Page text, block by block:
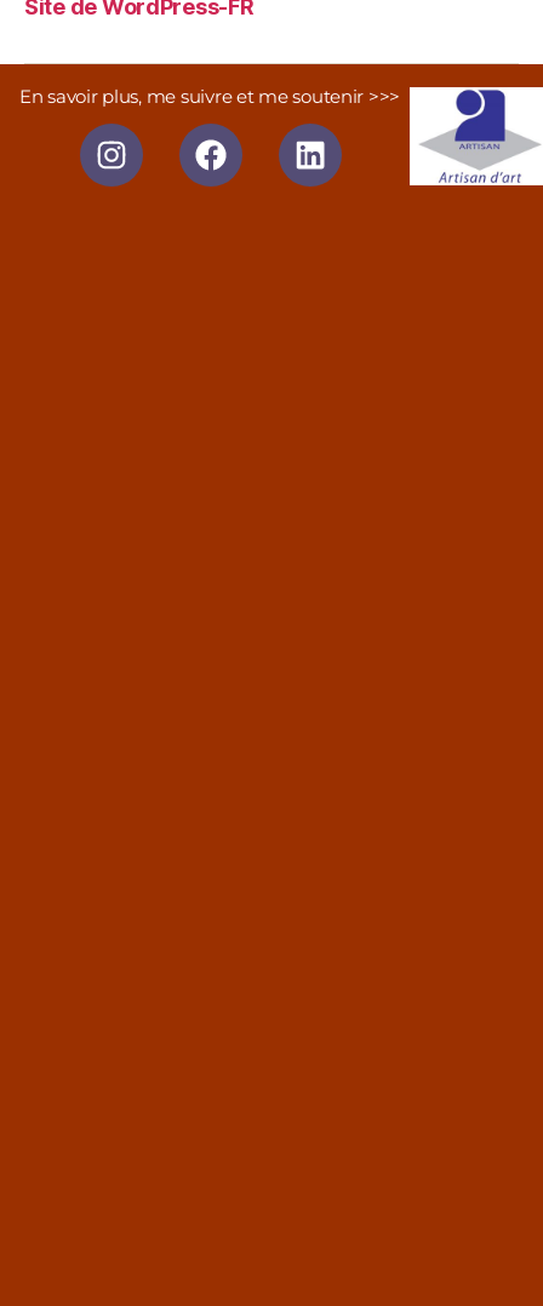
Site de WordPress-FR
En savoir plus, me suivre et me soutenir >>>